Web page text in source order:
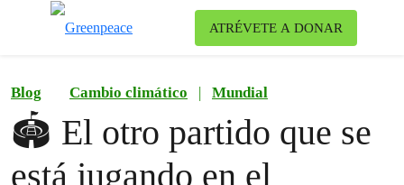
ATRÉVETE A DONAR
Blog Cambio climático | Mundial
🏟️ El otro partido que se
está jugando en el